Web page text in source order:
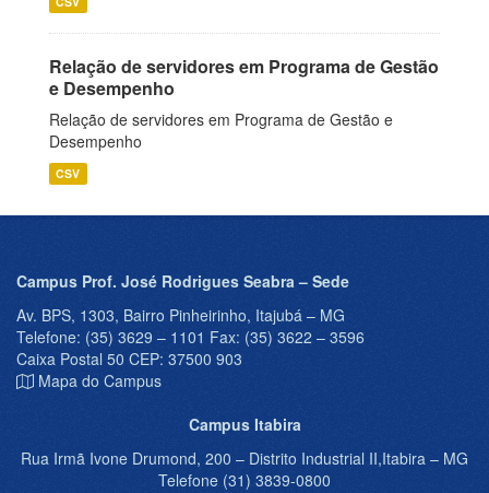
Relação de servidores em Programa de Gestão
e Desempenho
Relação de servidores em Programa de Gestão e
Desempenho
CSV
Campus Prof. José Rodrigues Seabra – Sede
Av. BPS, 1303, Bairro Pinheirinho, Itajubá – MG
Telefone: (35) 3629 – 1101 Fax: (35) 3622 – 3596
Caixa Postal 50 CEP: 37500 903
Mapa do Campus
Campus Itabira
Rua Irmã Ivone Drumond, 200 – Distrito Industrial II,Itabira – MG
Telefone (31) 3839-0800